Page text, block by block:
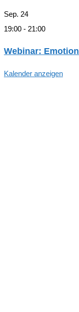
Sep. 24
19:00 - 21:00
Webinar:
Kalender anzeigen